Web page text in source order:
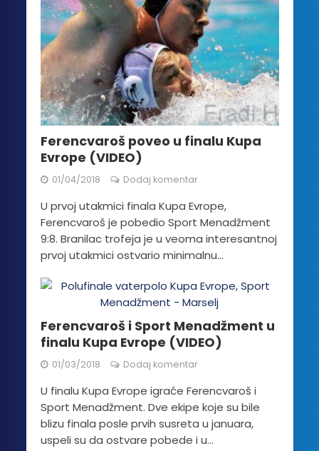
Ferencvaroš poveo u finalu Kupa
Evrope (VIDEO)
01/04/2018 Dodaj komentar
U prvoj utakmici finala Kupa Evrope,
Ferencvaroš je pobedio Sport Menadžment
9:8. Branilac trofeja je u veoma interesantnoj
prvoj utakmici ostvario minimalnu...
Ferencvaroš i Sport Menadžment u
finalu Kupa Evrope (VIDEO)
01/03/2018 Dodaj komentar
U finalu Kupa Evrope igraće Ferencvaroš i
Sport Menadžment. Dve ekipe koje su bile
blizu finala posle prvih susreta u januara,
uspeli su da ostvare pobede i u...